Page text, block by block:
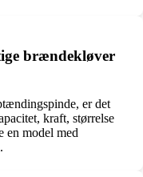
brændekløver
er det
kraft, størrelse
en model med